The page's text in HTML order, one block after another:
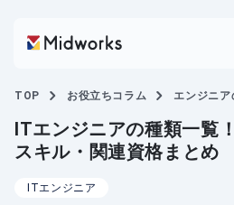
TOP お役立ちコラム エンジニア
ITエンジニアの種類一覧
スキル・関連資格まとめ
ITエンジニア